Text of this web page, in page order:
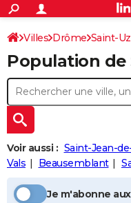
ACTUALITÉS
Politique
Société
Faits Divers
Education
Monde
Villes
+
SPORT
Coupe du monde 2026
Football
Tennis
Cyclisme
Rugby
Forum
CULTURE
Programme TV
TNTStreaming
Cinéma
Sorties cinéma
Musique
Retraite
Impôts
Epargne
Immobilier
Risques naturels par ville
Banque
Assurance
Crédit
AUTO
Essais
Réserver un essai
Citadines
Berlines
SUV
Forum auto
+
Mobiles
Meilleur smartphone
Internet
Ordinateurs
Jeux vidéo
Guide high-tech
+BRICOLAGE
Villes Drôme Saint-
Population de
Voir aussi : Saint-Jean-
Vals
Beausemblant
Je m'abonne